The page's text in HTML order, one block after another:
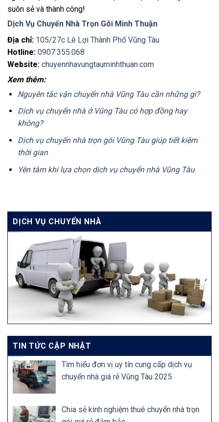
suôn sẻ và thành công!
Dịch Vụ Chuyển Nhà Trọn Gói Minh Thuận
Địa chỉ: 105/27c Lê Lợi Thành Phố Vũng Tàu
Hotline: 0907.355.068
Website: chuyennhavungtauminhthuan.com
Xem thêm:
Nguyên tắc vận chuyển nhà Vũng Tàu cần những gì?
Dịch vụ chuyển nhà ở Vũng Tàu có hợp đồng hay
không?
Dịch vụ chuyển nhà trọn gói Vũng Tàu giúp tiết kiệm
thời gian
Yên tâm khi lựa chọn dịch vụ chuyển nhà Vũng Tàu
DỊCH VỤ CHUYỂN NHÀ
TIN TỨC CẬP NHẬT
Tìm hiểu đơn vị uy tín cung cấp dịch vụ
chuyển nhà giá rẻ Vũng Tàu 2025
Chia sẻ kinh nghiệm thuê chuyển nhà trọn